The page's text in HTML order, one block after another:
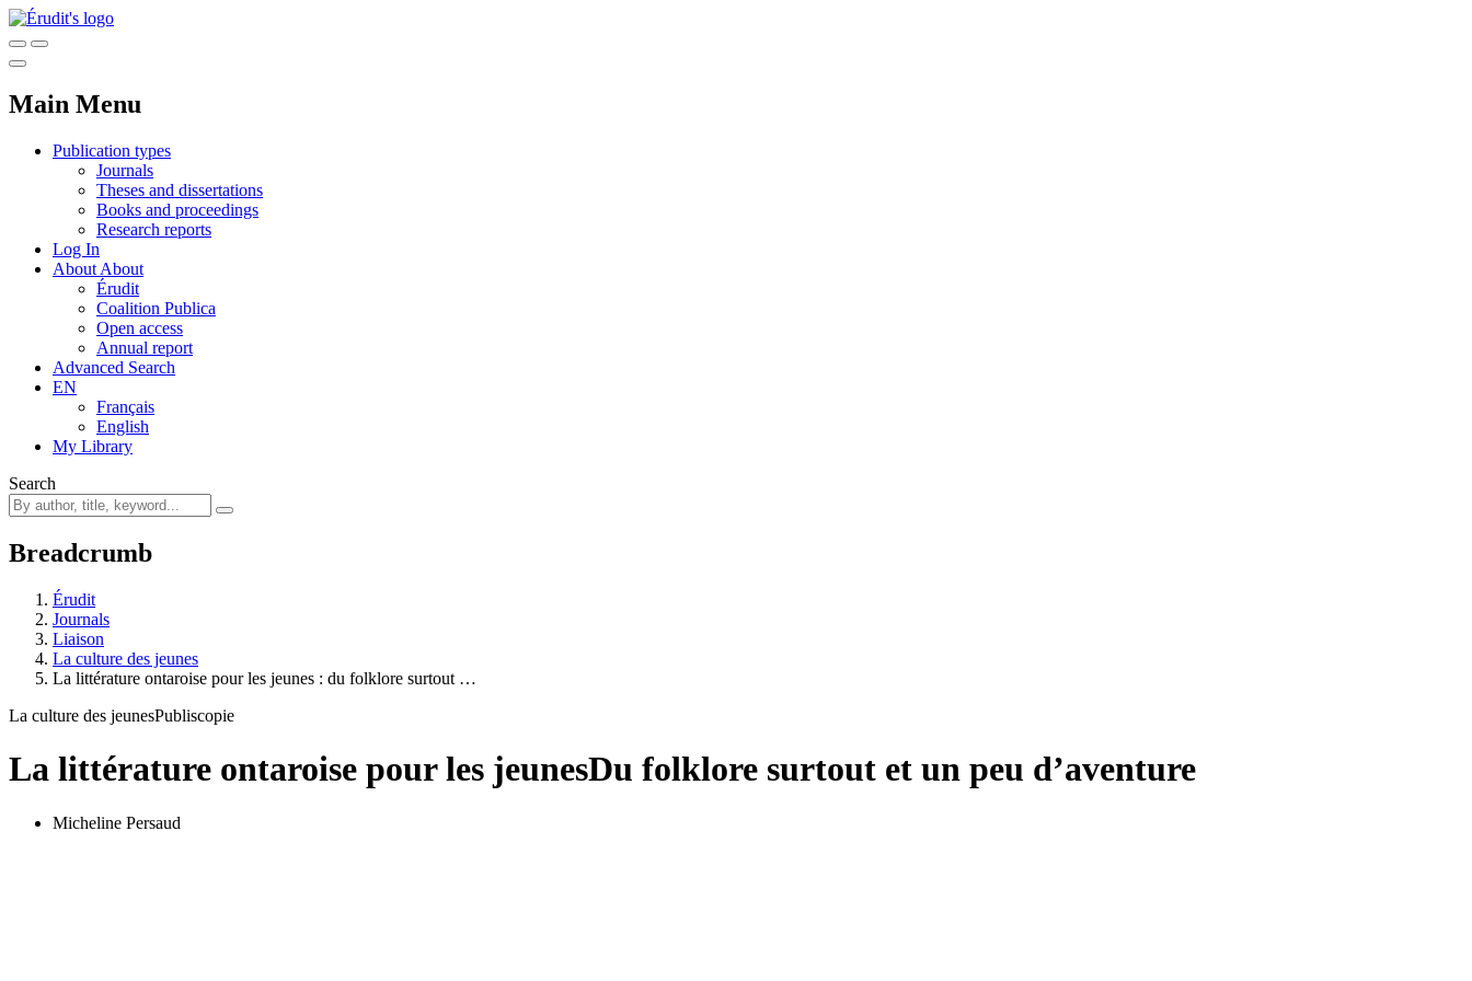
Main Menu
Publication types
Journals
Theses and dissertations
Books and proceedings
Research reports
Log In
About About
Érudit
Coalition Publica
Open access
Annual report
Advanced Search
EN
Français
English
My Library
Search
Breadcrumb
Érudit
Journals
Liaison
La culture des jeunes
La littérature ontaroise pour les jeunes : du folklore surtout …
La culture des jeunesPubliscopie
La littérature ontaroise pour les jeunesDu folklore surtout et un peu d’aventure
Micheline Persaud